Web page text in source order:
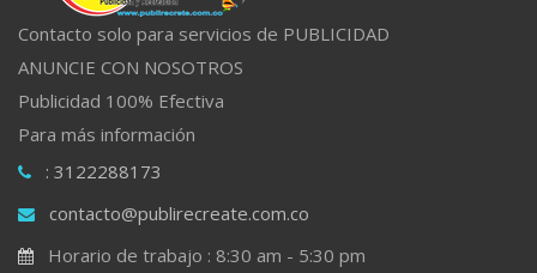
Contacto solo para servicios de PUBLICIDAD
ANUNCIE CON NOSOTROS
Publicidad 100% Efectiva
Para más información
: 3122288173
contacto@publirecreate.com.co
Horario de trabajo : 8:30 am - 5:30 pm